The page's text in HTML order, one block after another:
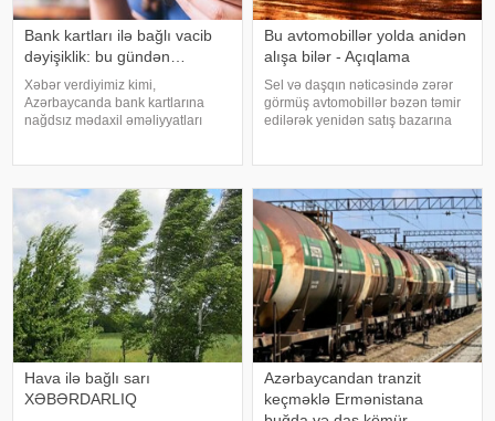
Bank kartları ilə bağlı vacib
dəyişiklik: bu gündən…
Xəbər verdiyimiz kimi,
Azərbaycanda bank kartlarına
nağdsız mədaxil əməliyyatları
müştərilərinə SMS və mobil tətbiq
üzərində
Bu avtomobillər yolda anidən
alışa bilər - Açıqlama
Sel və daşqın nəticəsində zərər
görmüş avtomobillər bəzən təmir
edilərək yenidən satış bazarına
müəyyən etmək isə alıcılar üçü
Hava ilə bağlı sarı
XƏBƏRDARLIQ
Azərbaycandan tranzit
keçməklə Ermənistana